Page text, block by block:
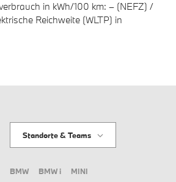
in kWh/100 km: – (NEFZ) /
Reichweite (WLTP) in
Standorte & Teams
BMW BMW i MINI